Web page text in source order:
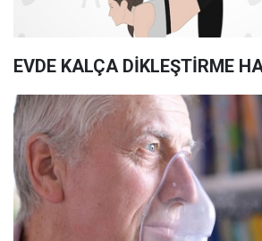
EVDE KALÇA DİKLEŞTİRME